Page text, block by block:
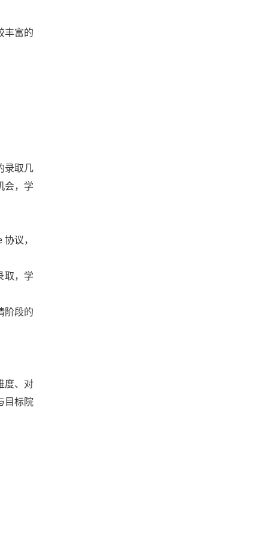
丰富的
录取几
会，学
议，
取，学
阶段的
度、对
目标院